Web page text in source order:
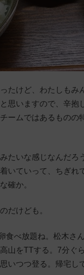
たけど、わたしもみ
思いますので、辛抱
ームではあるものの
たいな感じなんだろ
いていって、ちぎれ
確か。
だけども。
食べ放題ね。松木さ
山をTTする。7分ぐ
いつつ登る。帰宅し